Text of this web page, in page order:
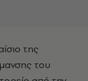
της
του